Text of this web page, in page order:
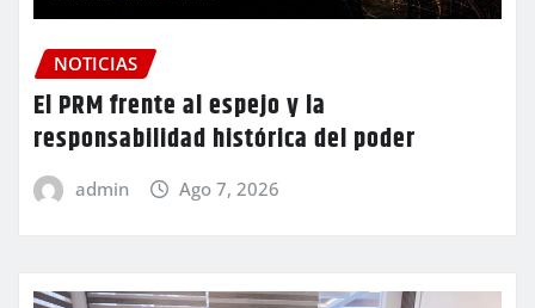
NOTICIAS
El PRM frente al espejo y la
responsabilidad histórica del poder
admin Ago 7, 2026